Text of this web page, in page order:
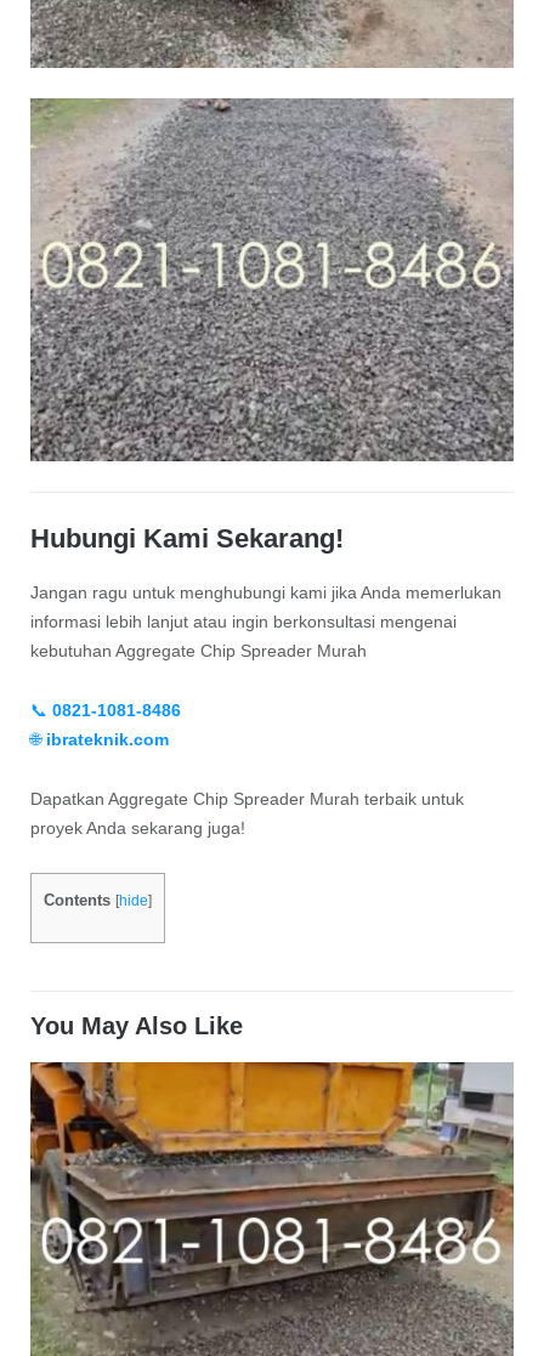
Hubungi Kami Sekarang!
Jangan ragu untuk menghubungi kami jika Anda memerlukan
informasi lebih lanjut atau ingin berkonsultasi mengenai
kebutuhan Aggregate Chip Spreader Murah
📞 0821-1081-8486
🌐 ibrateknik.com
Dapatkan Aggregate Chip Spreader Murah terbaik untuk
proyek Anda sekarang juga!
Contents [hide]
You May Also Like